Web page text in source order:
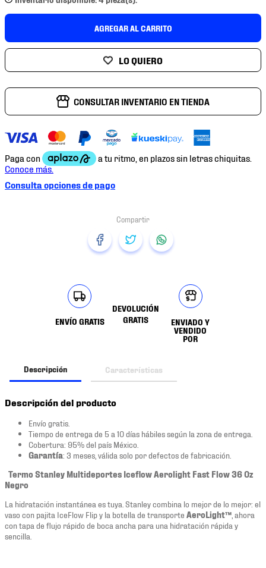
AGREGAR AL CARRITO
CONSULTAR INVENTARIO EN TIENDA
Consulta opciones de pago
ENVÍO GRATIS
DEVOLUCIÓN
GRATIS
ENVIADO Y
VENDIDO
POR
Descripción Características
Descripción del producto
Envío gratis.
Tiempo de entrega de 5 a 10 días hábiles según la zona de entrega.
Cobertura: 95% del país México.
Garantía: 3 meses, válida solo por defectos de fabricación.
Termo Stanley Multideportes Iceflow Aerolight Fast Flow 36 Oz
Negro
La hidratación instantánea es tuya. Stanley combina lo mejor de lo mejor: el
vaso con pajita IceFlow Flip y la botella de transporte AeroLight™ , ahora
con tapa de flujo rápido de boca ancha para una hidratación rápida y
sencilla.
7.
mochilas
9.
tenis niño